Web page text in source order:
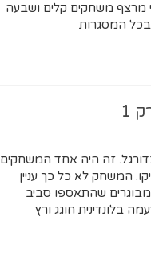
מרצף משחקים קלים ושבעה
בכל המסגרות
1
זה היה אחד המשחקים
1993, ארגנטינה נגד מקסיקו. המשחק לא כל כך עניין
שהתאספו סביב
בלונדינית חוגג ורץ